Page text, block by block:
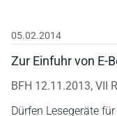
05.02.2014
Zur Einfuhr von E-
BFH 12.11.2013, VII
Dürfen Lesegeräte